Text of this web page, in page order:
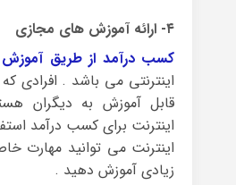
۴- ارائه آموزش های مجازی
کسب درآمد از طریق آموزش
اینترنتی می باشد . افرادی
قابل آموزش به دیگران
اینترنت برای کسب درآمد
اینترنت می توانید مهارت
زیادی آموزش دهید .